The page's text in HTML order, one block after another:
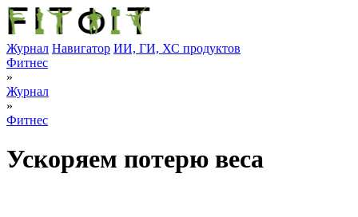
Журнал Навигатор ИИ, ГИ, ХС продуктов
Фитнес
»
Журнал
»
Фитнес
Ускоряем потерю веса